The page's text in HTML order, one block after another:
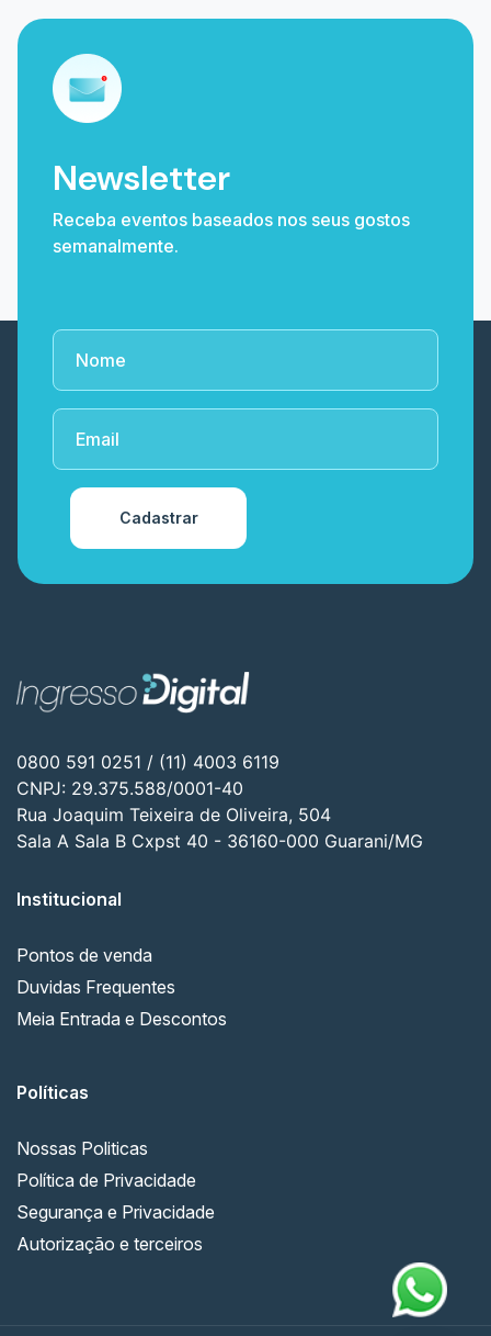
Newsletter
Receba eventos baseados nos seus gostos
semanalmente.
Cadastrar
0800 591 0251 / (11) 4003 6119
CNPJ: 29.375.588/0001-40
Rua Joaquim Teixeira de Oliveira, 504
Sala A Sala B Cxpst 40 - 36160-000 Guarani/MG
Institucional
Pontos de venda
Duvidas Frequentes
Meia Entrada e Descontos
Políticas
Nossas Politicas
Política de Privacidade
Segurança e Privacidade
Autorização e terceiros